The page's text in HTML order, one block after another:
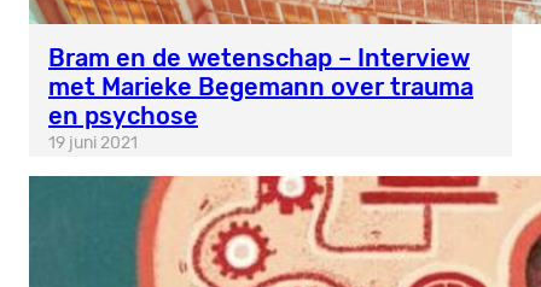
Bram en de wetenschap – Interview
met Marieke Begemann over trauma
en psychose
19 juni 2021